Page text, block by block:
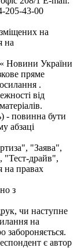
205-43-00
на
на
« Новини України
пряме
.
від
- повинна бути
абзаці
"Заява",
драйв",
на правах
з
чи наступне
на
забороняється.
є автор